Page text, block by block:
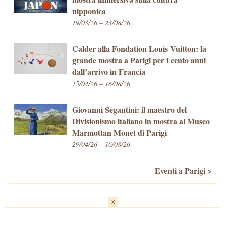
nipponica
19/03/26 – 23/08/26
Calder alla Fondation Louis Vuitton: la
grande mostra a Parigi per i cento anni
dall’arrivo in Francia
15/04/26 – 16/08/26
Giovanni Segantini: il maestro del
Divisionismo italiano in mostra al Museo
Marmottan Monet di Parigi
29/04/26 – 16/08/26
Eventi a Parigi >
x